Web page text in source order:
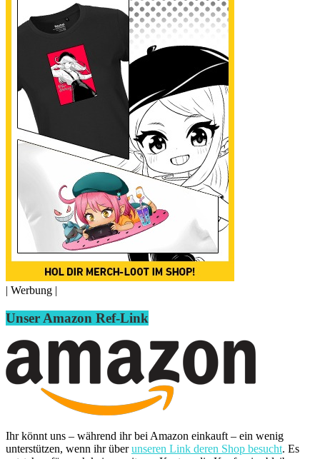
| Werbung |
Unser Amazon Ref-Link
Ihr könnt uns – während ihr bei Amazon einkauft – ein wenig
unterstützen, wenn ihr überunseren Link deren Shop besucht. Es